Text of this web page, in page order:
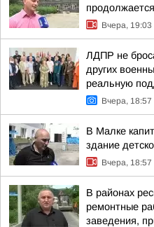
Вчера, 19:03
ЛДПР не
других
реальную
Вчера, 18:57
В Малке
здание
Вчера, 18:57
В районах
ремонтные
заведения,